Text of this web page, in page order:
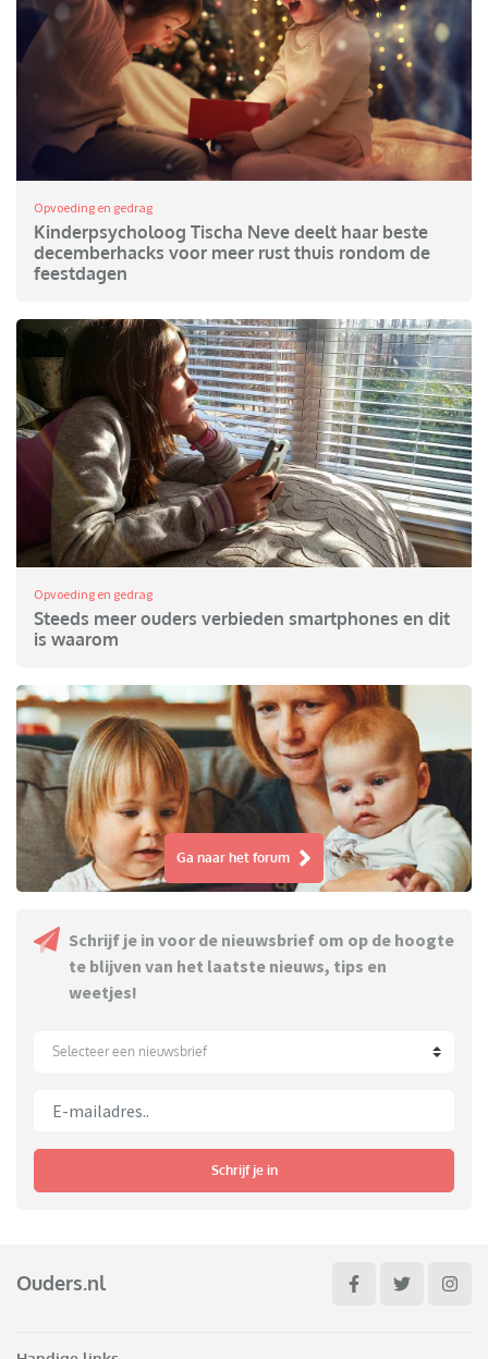
Opvoeding en gedrag
Kinderpsycholoog Tischa Neve deelt haar beste
decemberhacks voor meer rust thuis rondom de
feestdagen
Opvoeding en gedrag
Steeds meer ouders verbieden smartphones en dit
is waarom
Ga naar het forum
Schrijf je in voor de nieuwsbrief om op de hoogte
te blijven van het laatste nieuws, tips en
weetjes!
Selecteer een nieuwsbrief
Schrijf je in
Ouders.nl